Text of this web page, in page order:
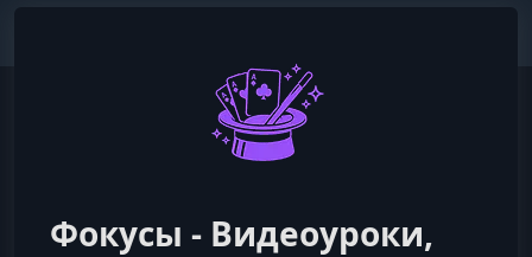
Фокусы - Видеоуроки,